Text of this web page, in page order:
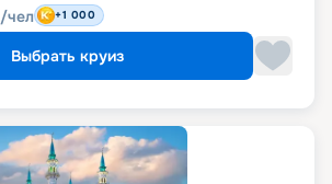
/чел +1 000
Выбрать круиз